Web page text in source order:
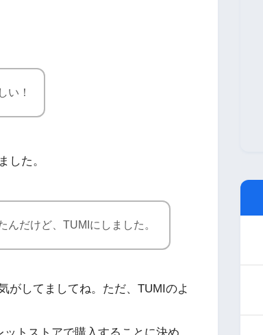
い！
した。
だけど、TUMIにしました。
がしてましてね。ただ、TUMIのよ